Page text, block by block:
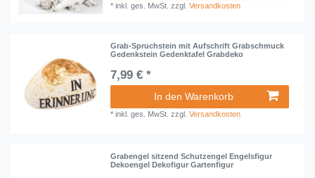
*inkl. ges. MwSt. zzgl.Versandkosten
Grab-Spruchstein mit Aufschrift Grabschmuck
Gedenkstein Gedenktafel Grabdeko
7,99 € *
In den Warenkorb
*inkl. ges. MwSt. zzgl.Versandkosten
Grabengel sitzend Schutzengel Engelsfigur
Dekoengel Dekofigur Gartenfigur